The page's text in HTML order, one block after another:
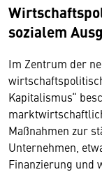
sozialem
Im Zentrum der
Kapitalismus“
Maßnahmen zur
Unternehmen,
Finanzierung und